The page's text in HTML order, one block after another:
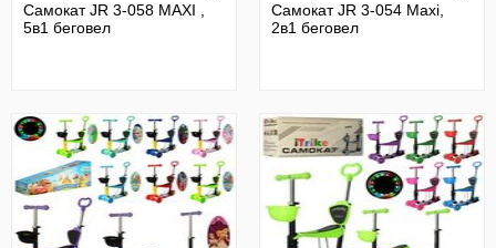
Самокат JR 3-058 MAXI ,
5в1 беговел
Самокат JR 3-054 Maxi,
2в1 беговел